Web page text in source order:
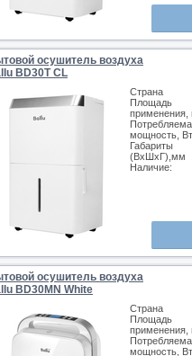
осушитель воздуха
BD30T CL
Страна
Площадь
применения,
мощность, Вт
Габариты
(ВхШхГ),мм
Наличие:
осушитель воздуха
BD30MN White
Страна
Площадь
применения,
мощность, Вт